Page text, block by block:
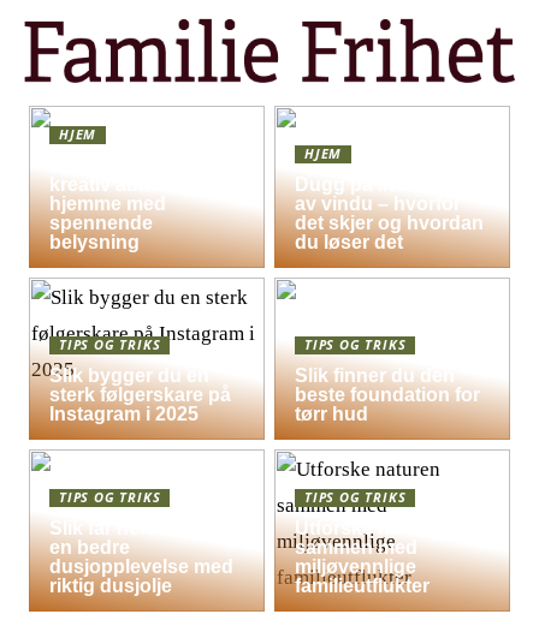
HJEM
kreativ atmosfære
hjemme med
spennende
belysning
HJEM
Dugg på indersiden
av vindu – hvorfor
det skjer og hvordan
du løser det
TIPS OG TRIKS
Slik bygger du en
sterk følgerskare på
Instagram i 2025
TIPS OG TRIKS
Slik finner du den
beste foundation for
tørr hud
TIPS OG TRIKS
Slik får hele familien
en bedre
dusjopplevelse med
riktig dusjolje
TIPS OG TRIKS
Utforske naturen
sammen med
miljøvennlige
familieutflukter